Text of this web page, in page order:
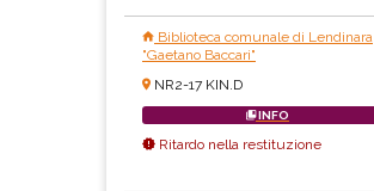
Biblioteca comunale di Lendinara
"Gaetano Baccari"
NR2-17 KIN.D
INFO
Ritardo nella restituzione